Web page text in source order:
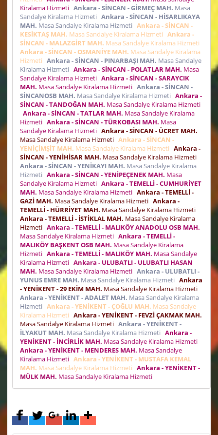
Kiralama Hizmeti Ankara - SİNCAN - GİRMEÇ MAH. Masa
Sandalye Kiralama Hizmeti Ankara - SİNCAN - HİSARLIKAYA
MAH. Masa Sandalye Kiralama Hizmeti Ankara - SİNCAN -
KESİKTAŞ MAH. Masa Sandalye Kiralama Hizmeti Ankara -
SİNCAN - MALAZGİRT MAH. Masa Sandalye Kiralama Hizmeti
Ankara - SİNCAN - OSMANİYE MAH. Masa Sandalye Kiralama
Hizmeti Ankara - SİNCAN - PINARBAŞI MAH. Masa Sandalye
Kiralama Hizmeti Ankara - SİNCAN - POLATLAR MAH. Masa
Sandalye Kiralama Hizmeti Ankara - SİNCAN - SARAYCIK
MAH. Masa Sandalye Kiralama Hizmeti Ankara - SİNCAN -
SİNCANOSB MAH. Masa Sandalye Kiralama Hizmeti Ankara -
SİNCAN - TANDOĞAN MAH. Masa Sandalye Kiralama Hizmeti
Ankara - SİNCAN - TATLAR MAH. Masa Sandalye Kiralama
Hizmeti Ankara - SİNCAN - TÜRKOBASI MAH. Masa
Sandalye Kiralama Hizmeti Ankara - SİNCAN - ÜCRET MAH.
Masa Sandalye Kiralama Hizmeti Ankara - SİNCAN -
YENİÇİMŞİT MAH. Masa Sandalye Kiralama Hizmeti Ankara -
SİNCAN - YENİHİSAR MAH. Masa Sandalye Kiralama Hizmeti
Ankara - SİNCAN - YENİKAYI MAH. Masa Sandalye Kiralama
Hizmeti Ankara - SİNCAN - YENİPEÇENEK MAH. Masa
Sandalye Kiralama Hizmeti Ankara - TEMELLİ - CUMHURİYET
MAH. Masa Sandalye Kiralama Hizmeti Ankara - TEMELLİ -
GAZİ MAH. Masa Sandalye Kiralama Hizmeti Ankara -
TEMELLİ - HÜRRİYET MAH. Masa Sandalye Kiralama Hizmeti
Ankara - TEMELLİ - İSTİKLAL MAH. Masa Sandalye Kiralama
Hizmeti Ankara - TEMELLİ - MALIKÖY ANADOLU OSB MAH.
Masa Sandalye Kiralama Hizmeti Ankara - TEMELLİ -
MALIKÖY BAŞKENT OSB MAH. Masa Sandalye Kiralama
Hizmeti Ankara - TEMELLİ - MALIKÖY MAH. Masa Sandalye
Kiralama Hizmeti Ankara - ULUBATLI - ULUBATLI HASAN
MAH. Masa Sandalye Kiralama Hizmeti Ankara - ULUBATLI -
YUNUS EMRE MAH. Masa Sandalye Kiralama Hizmeti Ankara
- YENİKENT - 29 EKİM MAH. Masa Sandalye Kiralama Hizmeti
Ankara - YENİKENT - ADALET MAH. Masa Sandalye Kiralama
Hizmeti Ankara - YENİKENT - ÇOĞLU MAH. Masa Sandalye
Kiralama Hizmeti Ankara - YENİKENT - FEVZİ ÇAKMAK MAH.
Masa Sandalye Kiralama Hizmeti Ankara - YENİKENT -
İLYAKUT MAH. Masa Sandalye Kiralama Hizmeti Ankara -
YENİKENT - İNCİRLİK MAH. Masa Sandalye Kiralama Hizmeti
Ankara - YENİKENT - MENDERES MAH. Masa Sandalye
Kiralama Hizmeti Ankara - YENİKENT - MUSTAFA KEMAL
MAH. Masa Sandalye Kiralama Hizmeti Ankara - YENİKENT -
MÜLK MAH. Masa Sandalye Kiralama Hizmeti